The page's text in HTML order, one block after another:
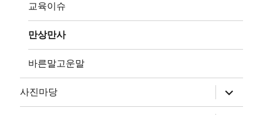
교육이슈
만상만사
바른말고운말
사진마당
하
위
메